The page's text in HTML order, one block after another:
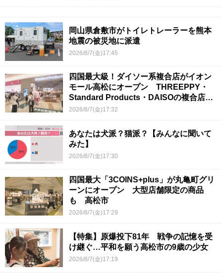
岡山県倉敷市がトイレトレーラーを熊本
地震の被災地に派遣
2026/8/7(金)17:45
四国最大級！ダイソー系複合店がイオン
モール高松にオープン THREEPPY・
Standard Products・DAISOの複合店は
香川県初
2026/8/7(金)17:32
あなたは犬派？猫派？【みんなに聞いて
みた】
2026/8/7(金)17:30
四国最大「3COINS+plus」が丸亀町グリ
ーンにオープン 大型店舗限定の商品
も 高松市
2026/8/7(金)17:29
【特集】原爆投下81年 戦争の記憶を受
け継ぐ…平和を願う高松市の9歳の少女
2026/8/7(金)17:19